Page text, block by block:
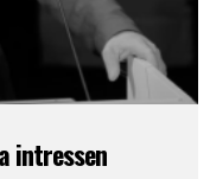
intressen